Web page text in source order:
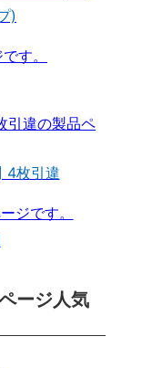
)
4枚引違
ージ人気